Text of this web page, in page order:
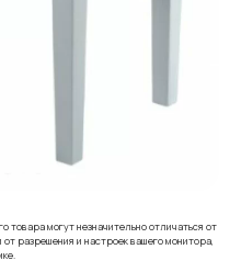
товара могут незначительно отличаться от
разрешения и настроек вашего монитора,